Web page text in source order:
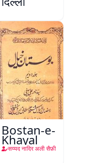
Bostan-e-
Khayal
सय्यद नादिर अली सैफ़ी